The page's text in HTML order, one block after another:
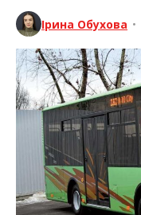
Ірина Обухова •